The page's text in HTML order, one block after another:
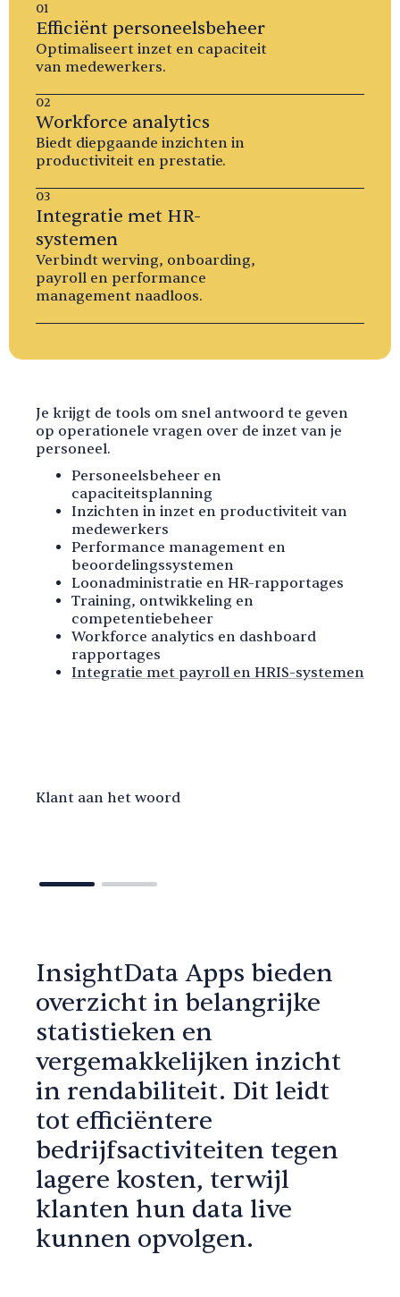
01
Efficiënt personeelsbeheer
Optimaliseert inzet en capaciteit
van medewerkers.
02
Workforce analytics
Biedt diepgaande inzichten in
productiviteit en prestatie.
03
Integratie met HR-
systemen
Verbindt werving, onboarding,
payroll en performance
management naadloos.
Je krijgt de tools om snel antwoord te geven
op operationele vragen over de inzet van je
personeel.
Personeelsbeheer en
capaciteitsplanning
Inzichten in inzet en productiviteit van
medewerkers
Performance management en
beoordelingssystemen
Loonadministratie en HR-rapportages
Training, ontwikkeling en
competentiebeheer
Workforce analytics en dashboard
rapportages
Integratie met payroll en HRIS-systemen
Klant aan het woord
InsightData Apps bieden
overzicht in belangrijke
statistieken en
vergemakkelijken inzicht
in rendabiliteit. Dit leidt
tot efficiëntere
bedrijfsactiviteiten tegen
lagere kosten, terwijl
klanten hun data live
kunnen opvolgen.